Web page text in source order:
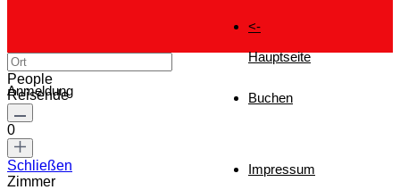
<-
Hauptseite
Buchen
Impressum
Anmeldung
People
Reisende
0
Schließen
Zimmer